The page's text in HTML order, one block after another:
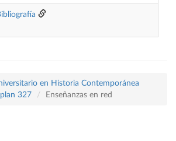
en Historia Contemporánea
327
Enseñanzas en red